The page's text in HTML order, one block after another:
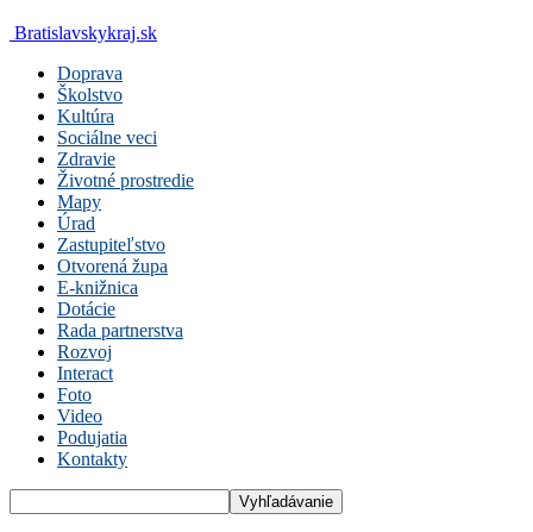
Bratislavskykraj.sk
Doprava
Školstvo
Kultúra
Sociálne veci
Zdravie
Životné prostredie
Mapy
Úrad
Zastupiteľstvo
Otvorená župa
E-knižnica
Dotácie
Rada partnerstva
Rozvoj
Interact
Foto
Video
Podujatia
Kontakty